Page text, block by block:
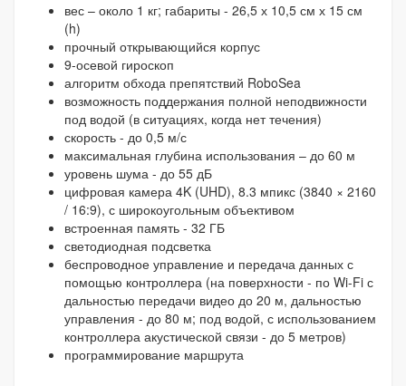
вес – около 1 кг; габариты - 26,5 х 10,5 см х 15 см
(h)
прочный открывающийся корпус
9-осевой гироскоп
алгоритм обхода препятствий RoboSea
возможность поддержания полной неподвижности
под водой (в ситуациях, когда нет течения)
скорость - до 0,5 м/с
максимальная глубина использования – до 60 м
уровень шума - до 55 дБ
цифровая камера 4K (UHD), 8.3 мпикс (3840 × 2160
/ 16:9), с широкоугольным объективом
встроенная память - 32 ГБ
светодиодная подсветка
беспроводное управление и передача данных с
помощью контроллера (на поверхности - по Wi-Fi с
дальностью передачи видео до 20 м, дальностью
управления - до 80 м; под водой, с использованием
контроллера акустической связи - до 5 метров)
программирование маршрута